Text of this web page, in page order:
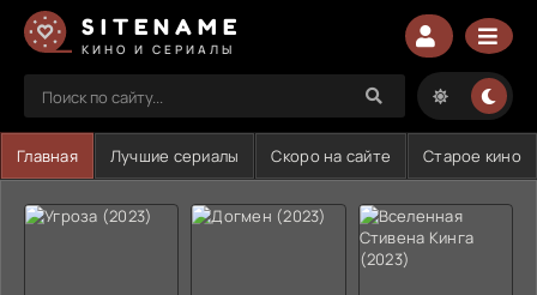
SITENAME
КИНО И СЕРИАЛЫ
Главная Лучшие сериалы Скоро на сайте Старое кино